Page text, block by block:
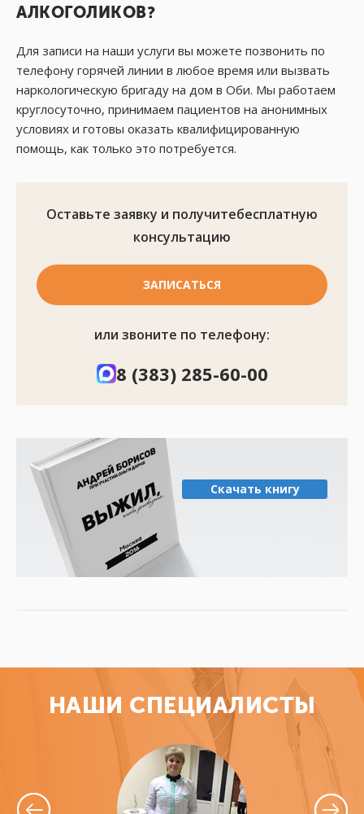
АЛКОГОЛИКОВ?
Для записи на наши услуги вы можете позвонить по
телефону горячей линии в любое время или вызвать
наркологическую бригаду на дом в Оби. Мы работаем
круглосуточно, принимаем пациентов на анонимных
условиях и готовы оказать квалифицированную
помощь, как только это потребуется.
Оставьте заявку и получитебесплатную
консультацию
ЗАПИСАТЬСЯ
или звоните по телефону:
8 (383) 285-60-00
Скачать книгу
НАШИ СПЕЦИАЛИСТЫ